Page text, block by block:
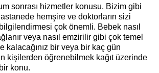
sonrası hizmetler konusu. Bizim gibi
hemşire ve doktorların sizi
çok önemli. Bebek nasıl
veya nasıl emzirilir gibi çok temel
kalacağınız bir veya bir kaç gün
kişilerden öğrenebilmek kağıt üzerinde
konu.